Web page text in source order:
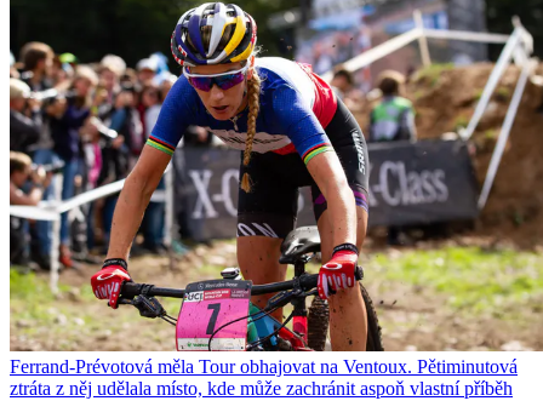
Ferrand-Prévotová měla Tour obhajovat na Ventoux. Pětiminutová
ztráta z něj udělala místo, kde může zachránit aspoň vlastní příběh